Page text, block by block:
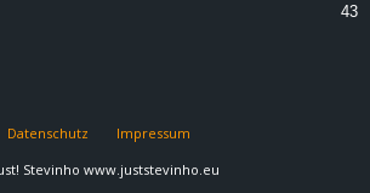
43
Datenschutz
Impressum
Stevinho www.juststevinho.eu